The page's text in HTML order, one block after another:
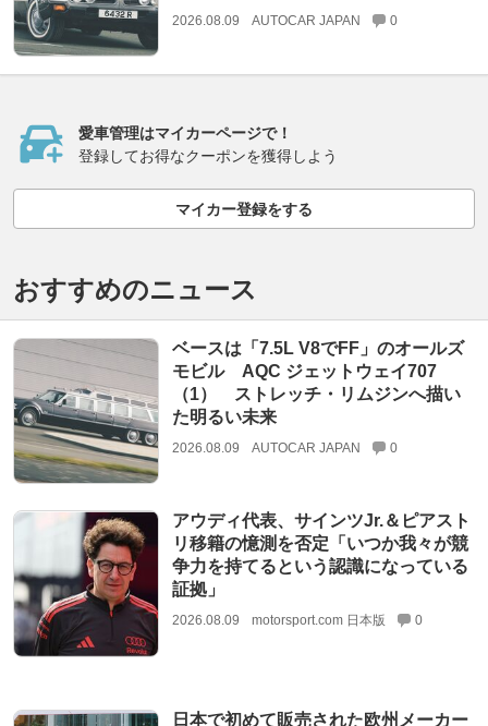
2026.08.09 AUTOCAR JAPAN 0
愛車管理はマイカーページで！
登録してお得なクーポンを獲得しよう
マイカー登録をする
おすすめのニュース
ベースは「7.5L V8でFF」のオールズ
モビル AQC ジェットウェイ707
（1） ストレッチ・リムジンへ描い
た明るい未来
2026.08.09 AUTOCAR JAPAN 0
アウディ代表、サインツJr.＆ピアスト
リ移籍の憶測を否定「いつか我々が競
争力を持てるという認識になっている
証拠」
2026.08.09 motorsport.com 日本版 0
日本で初めて販売された欧州メーカー